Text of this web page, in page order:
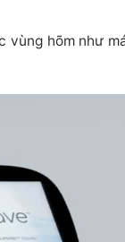
vùng hõm như